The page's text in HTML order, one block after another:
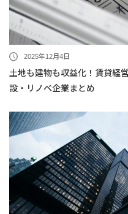
2025年12月4日
土地も建物も収益化！賃貸経
設・リノベ企業まとめ